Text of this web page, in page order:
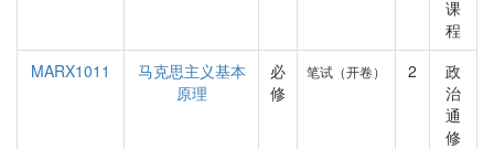
课
程
MARX1011
马克思主义基本
原理
必
修
笔试（开卷） 2
政
治
通
修